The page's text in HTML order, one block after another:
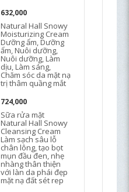
632,000
Natural Hall Snowy
Moisturizing Cream
Dưỡng ẩm, Dưỡng
ẩm, Nuôi dưỡng,
Nuôi dưỡng, Làm
dịu, Làm sáng,
Chăm sóc da mặt nạ
trị thâm quầng mắt
724,000
Sữa rửa mặt
Natural Hall Snowy
Cleansing Cream
Làm sạch sâu lỗ
chân lông, tạo bọt
mụn đầu đen, nhẹ
nhàng thân thiện
với làn da phái đẹp
mặt nạ đất sét rep